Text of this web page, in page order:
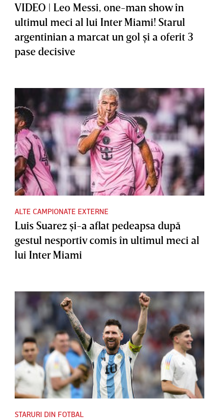
VIDEO | Leo Messi, one-man show în
ultimul meci al lui Inter Miami! Starul
argentinian a marcat un gol şi a oferit 3
pase decisive
ALTE CAMPIONATE EXTERNE
Luis Suarez şi-a aflat pedeapsa după
gestul nesportiv comis în ultimul meci al
lui Inter Miami
STARURI DIN FOTBAL